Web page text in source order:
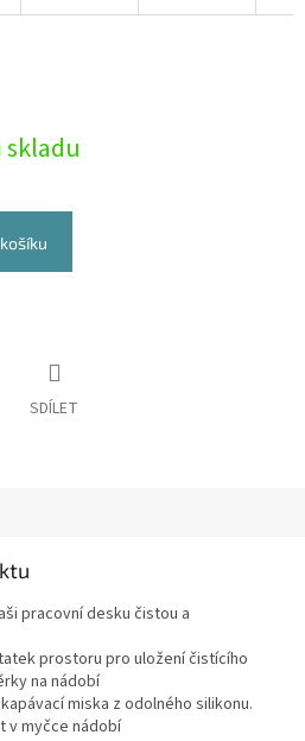
SDÍLET
pracovní desku čistou a
prostoru pro uložení čistícího
na nádobí
miska z odolného silikonu.
v myčce nádobí